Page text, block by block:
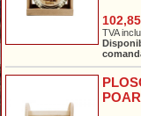
TVA